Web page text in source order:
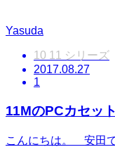
Yasuda
10 11 シリーズ
2017.08.27
1
11MのPCカセッ
こんにちは。 安田